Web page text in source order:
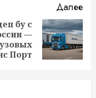
Далее
бу с
—
Порт